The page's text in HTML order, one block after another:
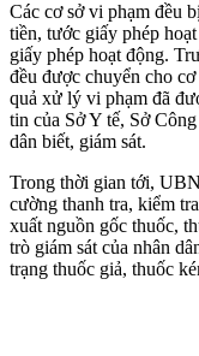
Các cơ sở vi phạm đều
tiền, tước giấy phép
giấy phép hoạt động.
đều được chuyển cho
quả xử lý vi phạm đã
tin của Sở Y tế, Sở
dân biết, giám sát.
Trong thời gian tới,
cường thanh tra, kiểm
xuất nguồn gốc thuốc,
trò giám sát của nhân
trạng thuốc giả, thuốc